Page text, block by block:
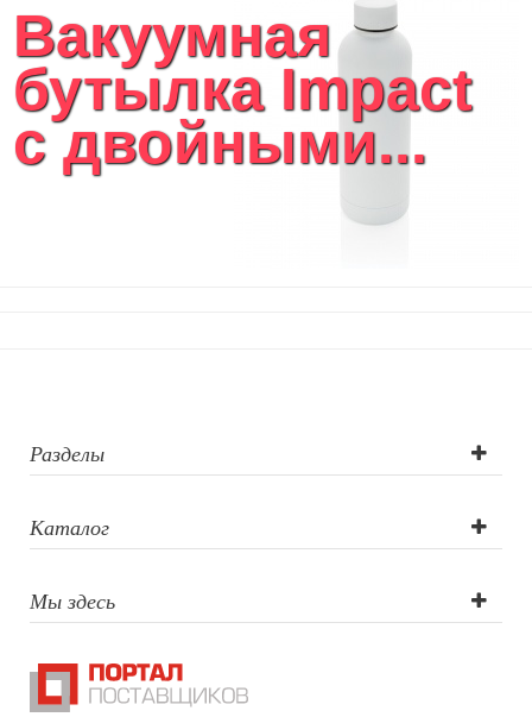
Вакуумная
бутылка Impact
с двойными...
Разделы
Каталог
Мы здесь